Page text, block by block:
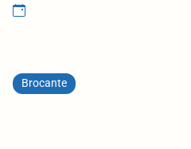
Brocante